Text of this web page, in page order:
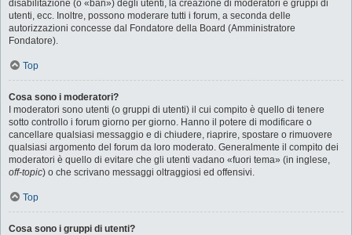
disabilitazione (o «ban») degli utenti, la creazione di moderatori e gruppi di
utenti, ecc. Inoltre, possono moderare tutti i forum, a seconda delle
autorizzazioni concesse dal Fondatore della Board (Amministratore
Fondatore).
Top
Cosa sono i moderatori?
I moderatori sono utenti (o gruppi di utenti) il cui compito è quello di tenere
sotto controllo i forum giorno per giorno. Hanno il potere di modificare o
cancellare qualsiasi messaggio e di chiudere, riaprire, spostare o rimuovere
qualsiasi argomento del forum da loro moderato. Generalmente il compito dei
moderatori è quello di evitare che gli utenti vadano «fuori tema» (in inglese,
off-topic) o che scrivano messaggi oltraggiosi ed offensivi.
Top
Cosa sono i gruppi di utenti?